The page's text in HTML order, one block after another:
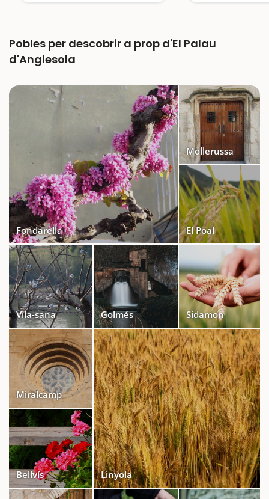
Pobles per descobrir a prop d'El Palau
d'Anglesola
Fondarella
Mollerussa
El Poal
Vila-sana Golmés Sidamon
Miralcamp
Bellvís Linyola